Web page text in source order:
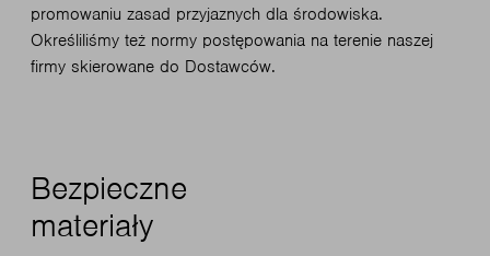
promowaniu zasad przyjaznych dla środowiska.
Określiliśmy też normy postępowania na terenie naszej
firmy skierowane do Dostawców.
Bezpieczne
materiały